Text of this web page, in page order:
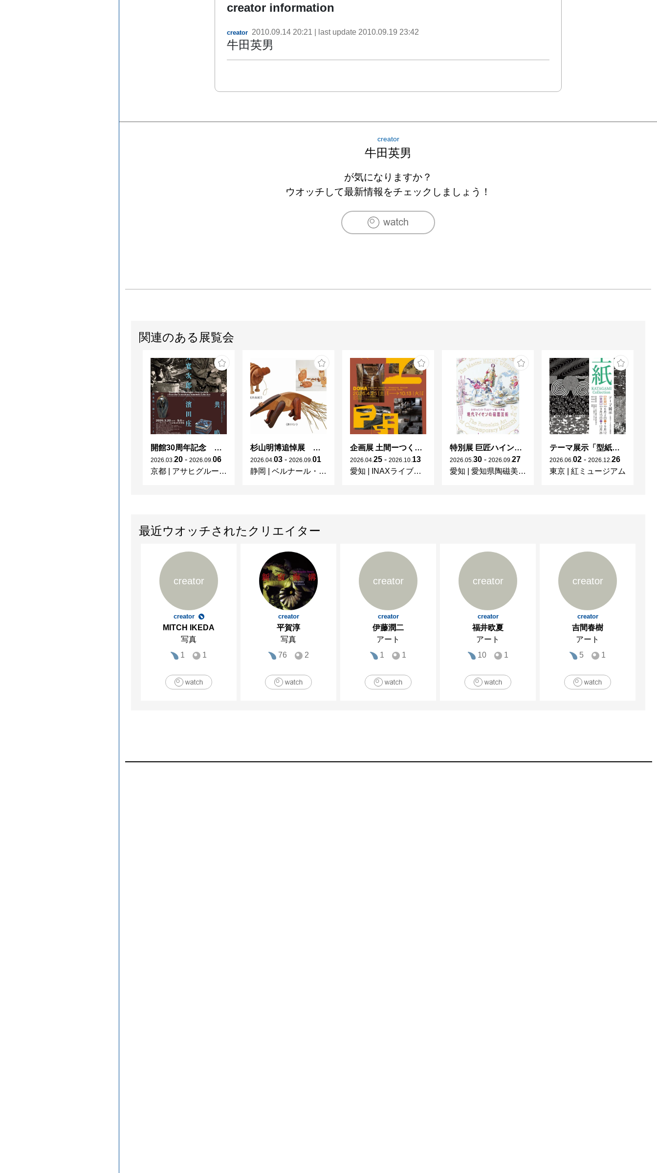
creator information
creator 2010.09.14 20:21 | last update 2010.09.19 23:42
牛田英男
creator
牛田英男
が気になりますか？
ウオッチして最新情報をチェックしましょう！
関連のある展覧会
開館30周年記念 山本爲三郎・河井寬次郎没後60年記念 「共鳴 河井寬次郎 × 濱田庄司 ー山本爲三郎コレクションより」
2026 03 20 - 2026 09 06
京都
アサヒグループ大山崎山荘美術館
杉山明博追悼展 木とわたし―木工の妙技と美術教育
2026 04 03 - 2026 09 01
静岡
ベルナール・ビュフェ美術館
企画展 土間ーつくって、つかって、再発見ー
2026 04 25 - 2026 10 13
愛知
INAXライブミュージアム
特別展 巨匠ハインツ・ヴェルナーの描いた物語（メルヘン） ー現代マイセンの磁器芸術ー
2026 05 30 - 2026 09 27
愛知
愛知県陶磁美術館
テーマ展示「型紙 KATAGAMI Collection」
2026 06 02 - 2026 12 26
東京
紅ミュージアム
最近ウオッチされたクリエイター
creator
creator
MITCH IKEDA
写真
1
1
creator
平賀淳
写真
76
2
creator
creator
伊藤潤二
アート
1
1
creator
creator
福井欧夏
アート
10
1
creator
creator
吉間春樹
アート
5
1